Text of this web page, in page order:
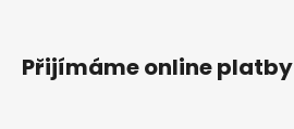
Přijímáme online platby